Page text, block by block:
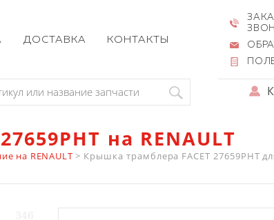
ДОСТАВКА КОНТАКТЫ
на RENAULT
на RENAULT > Крышка трамблера FACET 27659PHT